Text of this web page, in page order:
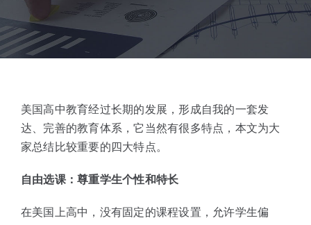
合作伙伴
美国高中教育经过长期的发展，形成自我的一套发
达、完善的教育体系，它当然有很多特点，本文为大
家总结比较重要的四大特点。
自由选课：尊重学生个性和特长
在美国上高中，没有固定的课程设置，允许学生偏